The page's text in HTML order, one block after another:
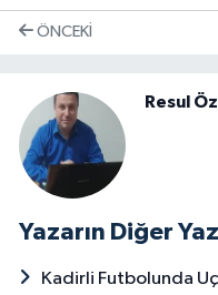
ÖNCEKI
Resul
Yazarın Diğer
Kadirli Futbolunda